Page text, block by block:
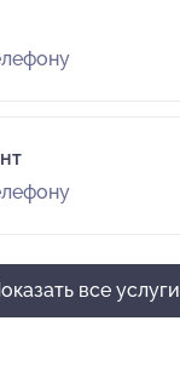
все услуги